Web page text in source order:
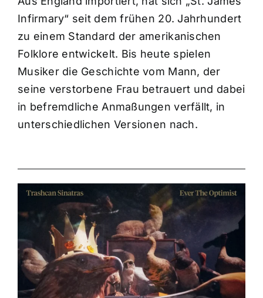
Infirmary“ seit dem frühen 20. Jahrhundert
zu einem Standard der amerikanischen
Folklore entwickelt. Bis heute spielen
Musiker die Geschichte vom Mann, der
seine verstorbene Frau betrauert und dabei
in befremdliche Anmaßungen verfällt, in
unterschiedlichen Versionen nach.